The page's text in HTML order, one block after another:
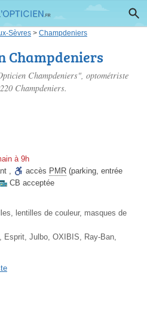
Sèvres > Champdeniers
Champdeniers
Champdeniers", optométriste
Champdeniers.
à 9h
, accès PMR (parking, entrée
CB acceptée
lentilles de couleur, masques de
Esprit, Julbo, OXIBIS, Ray-Ban,